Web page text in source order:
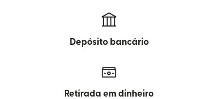
Depósito bancário
Retirada em dinheiro